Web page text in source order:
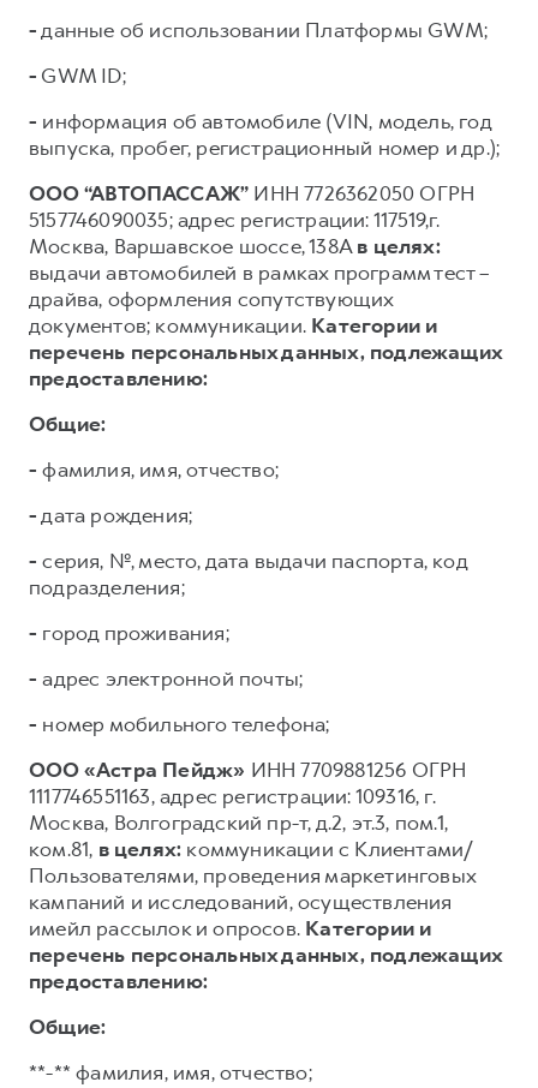
-данные об использовании Платформы GWM;
- GWM ID;
- информация об автомобиле (VIN, модель, год
выпуска, пробег, регистрационный номер и др.);
ООО “АВТОПАССАЖ” ИНН 7726362050 ОГРН
5157746090035; адрес регистрации: 117519,г.
Москва, Варшавское шоссе, 138Ав целях:
выдачи автомобилей в рамках программ тест –
драйва, оформления сопутствующих
документов; коммуникации. Категории и
перечень персональных данных, подлежащих
предоставлению:
Общие:
- фамилия, имя, отчество;
-дата рождения;
- серия, №, место, дата выдачи паспорта, код
подразделения;
- город проживания;
- адрес электронной почты;
- номер мобильного телефона;
ООО «Астра Пейдж» ИНН 7709881256 ОГРН
1117746551163, адрес регистрации: 109316, г.
Москва, Волгоградский пр-т, д.2, эт.3, пом.1,
ком.81, в целях: коммуникации с Клиентами/
Пользователями, проведения маркетинговых
кампаний и исследований, осуществления
имейл рассылок и опросов. Категории и
перечень персональных данных, подлежащих
предоставлению:
Общие:
**-** фамилия, имя, отчество;